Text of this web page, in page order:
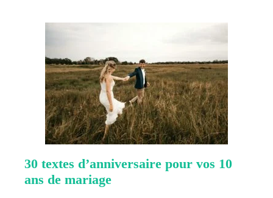
30 textes d’anniversaire pour vos 10
ans de mariage